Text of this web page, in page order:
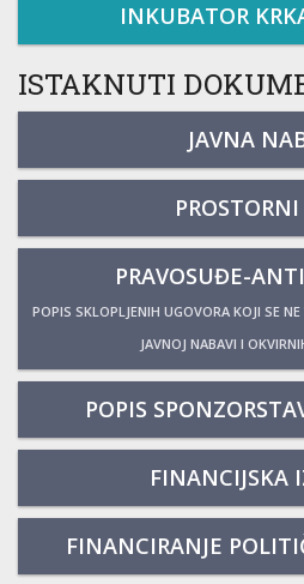
INKUBATOR
ISTAKNUTI
JAVNA
PRAVOSUĐE-
POPIS SKLOPLJENIH UGOVORA KOJI SE
JAVNOJ NABAVI I
POPIS
FINANCIJSKA
FINANCIRANJE